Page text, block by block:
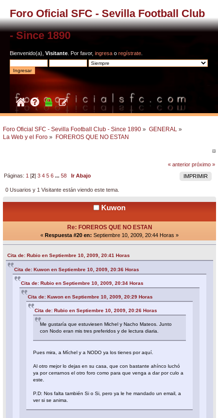
Foro Oficial SFC - Sevilla Football Club
- Since 1890
Bienvenido(a), Visitante . Por favor, ingresa o regístrate
Foro Oficial SFC - Sevilla Football Club - Since 1890 » GENERAL »
La Web y el Foro » FOREROS QUE NO ESTAN
« anterior próximo »
IMPRIMIR
Páginas: 1 [2]3 4 5 6 ...58 Ir Abajo
0 Usuarios y 1 Visitante están viendo este tema.
Kuwon
Re: FOREROS QUE NO ESTAN
« Respuesta #20 en: Septiembre 10, 2009, 20:44 Horas »
Cita de: Rubio en Septiembre 10, 2009, 20:41 Horas
Cita de: Kuwon en Septiembre 10, 2009, 20:36 Horas
Cita de: Rubio en Septiembre 10, 2009, 20:34 Horas
Cita de: Kuwon en Septiembre 10, 2009, 20:29 Horas
Cita de: Rubio en Septiembre 10, 2009, 20:26 Horas
Me gustaría que estuviesen Michel y Nacho Mateos. Junto
con Nodo eran mis tres preferidos y de lectura diaria.
Pues mira, a Míchel y a NODO ya los tienes por aquí.
Al otro mejor lo dejas en su casa, que con bastante ahínco luchó
ya por cerrarnos el otro foro como para que venga a dar por culo a
este.
P.D: Nos falta también Si o Si, pero ya le he mandado un email, a
ver si se anima.